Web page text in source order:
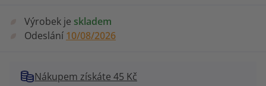
Výrobek je skladem
Odeslání 10/08/2026
Nákupem získáte 45 Kč